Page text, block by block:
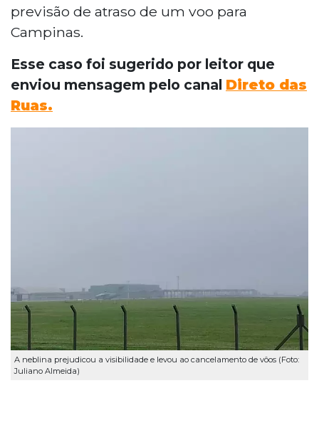
previsão de atraso de um voo para
Campinas.
Esse caso foi sugerido por leitor que
enviou mensagem pelo canal Direto das
Ruas.
A neblina prejudicou a visibilidade e levou ao cancelamento de vôos (Foto:
Juliano Almeida)